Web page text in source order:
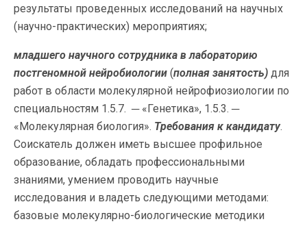
результаты проведенных исследований на научных
(научно-практических) мероприятиях;
младшего научного сотрудника в лабораторию
постгеномной нейробиологии (полная занятость) для
работ в области молекулярной нейрофиозиологии по
специальностям 1.5.7. ─ «Генетика», 1.5.3. ─
«Молекулярная биология». Требования к кандидату.
Соискатель должен иметь высшее профильное
образование, обладать профессиональными
знаниями, умением проводить научные
исследования и владеть следующими методами:
базовые молекулярно-биологические методики